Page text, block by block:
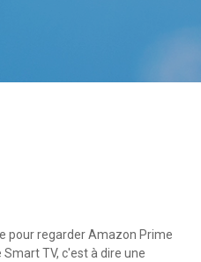
pour regarder Amazon Prime
TV, c'est à dire une